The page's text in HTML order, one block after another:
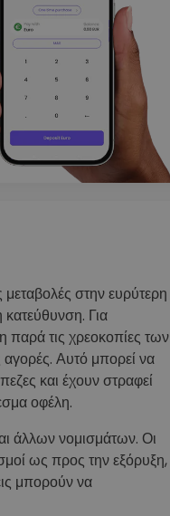
μεταβολές στην ευρύτερη
κατεύθυνση. Για
παρά τις χρεοκοπίες των
αγορές. Αυτό μπορεί να
και έχουν στραφεί
οφέλη.
άλλων νομισμάτων. Οι
ως προς την εξόρυξη,
μπορούν να